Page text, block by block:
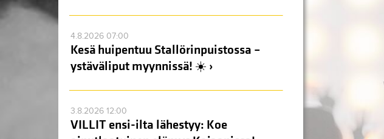
4.8.2026 07:00
Kesä huipentuu Stallörinpuistossa –
ystäväliput myynnissä! ☀️ ›
3.8.2026 12:00
VILLIT ensi-ilta lähestyy: Koe